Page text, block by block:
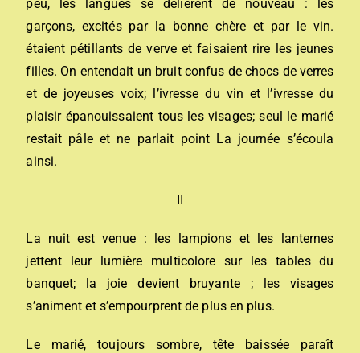
peu, les langues se délièrent de nouveau : les
garçons, excités par la bonne chère et par le vin.
étaient pétillants de verve et faisaient rire les jeunes
filles. On entendait un bruit confus de chocs de verres
et de joyeuses voix; l’ivresse du vin et l’ivresse du
plaisir épanouissaient tous les visages; seul le marié
restait pâle et ne parlait point La journée s’écoula
ainsi.
II
La nuit est venue : les lampions et les lanternes
jettent leur lumière multicolore sur les tables du
banquet; la joie devient bruyante ; les visages
s’animent et s’empourprent de plus en plus.
Le marié, toujours sombre, tête baissée paraît